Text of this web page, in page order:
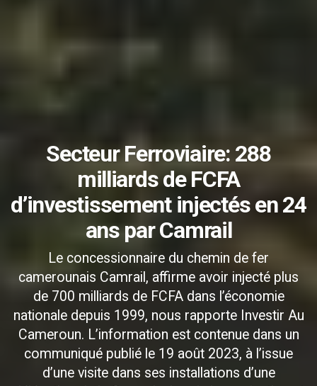
Secteur Ferroviaire: 288
milliards de FCFA
d’investissement injectés en 24
ans par Camrail
Le concessionnaire du chemin de fer
camerounais Camrail, affirme avoir injecté plus
de 700 milliards de FCFA dans l’économie
nationale depuis 1999, nous rapporte Investir Au
Cameroun. L’information est contenue dans un
communiqué publié le 19 août 2023, à l’issue
d’une visite dans ses installations d’une